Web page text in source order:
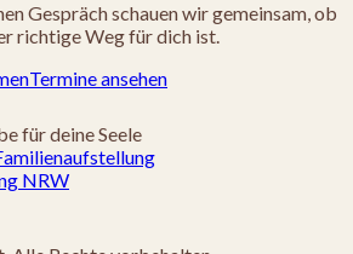
Gespräch schauen wir gemeinsam, ob
richtige Weg für dich ist.
Termine ansehen
für deine Seele
NRW